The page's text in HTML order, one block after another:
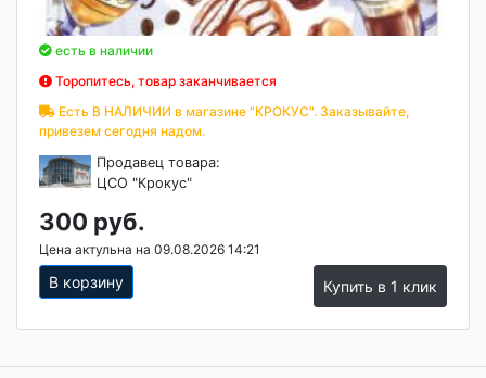
есть в наличии
Торопитесь, товар заканчивается
Есть В НАЛИЧИИ в магазине "КРОКУС". Заказывайте,
привезем сегодня надом.
Продавец товара:
ЦСО "Крокус"
300 руб.
Цена актульна на 09.08.2026 14:21
В корзину Купить в 1 клик